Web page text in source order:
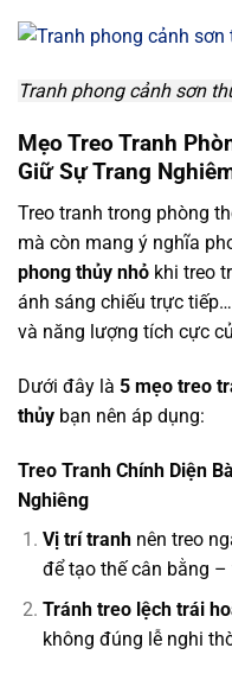
Tranh phong cảnh sơn
Mẹo Treo Tranh
Giữ Sự Trang
Treo tranh trong phòng
mà còn mang ý nghĩa
phong thủy nhỏ khi treo
ánh sáng chiếu trực
và năng lượng tích cực
Dưới đây là 5 mẹo treo
thủy bạn nên áp dụng:
Treo Tranh Chính Diện
Nghiêng
Vị trí tranhnên treo
để tạo thế cân bằng
Tránh treo lệch trái
không đúng lễ nghi